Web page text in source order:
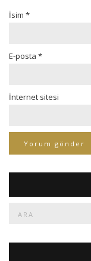
İsim *
E-posta *
İnternet sitesi